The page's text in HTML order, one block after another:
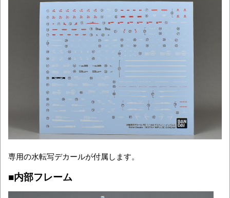
専用の水転写デカールが付属します。
■内部フレーム